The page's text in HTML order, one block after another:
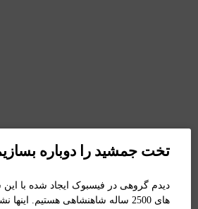
تخت جمشید را دوباره
دیدم گروهی در فیسبوک ایجاد شده با
های 2500 ساله شاهنشاهی هستیم.